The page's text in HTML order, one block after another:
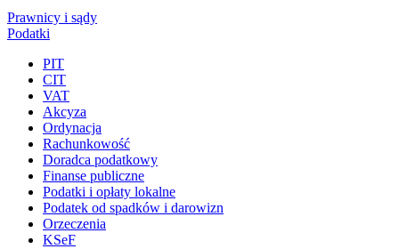
Prawnicy i sądy
Podatki
PIT
CIT
VAT
Akcyza
Ordynacja
Rachunkowość
Doradca podatkowy
Finanse publiczne
Podatki i opłaty lokalne
Podatek od spadków i darowizn
Orzeczenia
KSeF